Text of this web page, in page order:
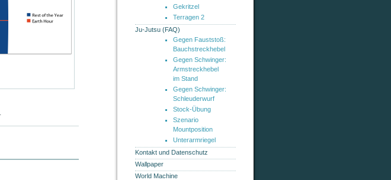
Gekritzel
Terragen 2
Ju-Jutsu (FAQ)
Gegen Fauststoß:
Bauchstreckhebel
Gegen Schwinger:
Armstreckhebel
im Stand
Gegen Schwinger:
Schleuderwurf
Stock-Übung
Szenario
Mountposition
Unterarmriegel
Kontakt und Datenschutz
Wallpaper
World Machine